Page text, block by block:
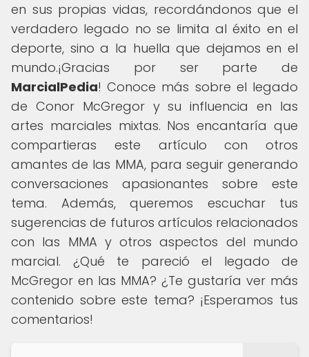
en sus propias vidas, recordándonos que el
verdadero legado no se limita al éxito en el
deporte, sino a la huella que dejamos en el
mundo.¡Gracias por ser parte de
MarcialPedia! Conoce más sobre el legado
de Conor McGregor y su influencia en las
artes marciales mixtas. Nos encantaría que
compartieras este artículo con otros
amantes de las MMA, para seguir generando
conversaciones apasionantes sobre este
tema. Además, queremos escuchar tus
sugerencias de futuros artículos relacionados
con las MMA y otros aspectos del mundo
marcial. ¿Qué te pareció el legado de
McGregor en las MMA? ¿Te gustaría ver más
contenido sobre este tema? ¡Esperamos tus
comentarios!